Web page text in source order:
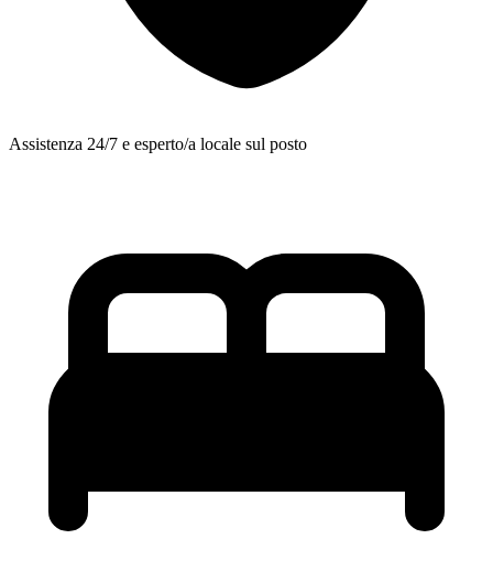
Assistenza 24/7 e esperto/a locale sul posto